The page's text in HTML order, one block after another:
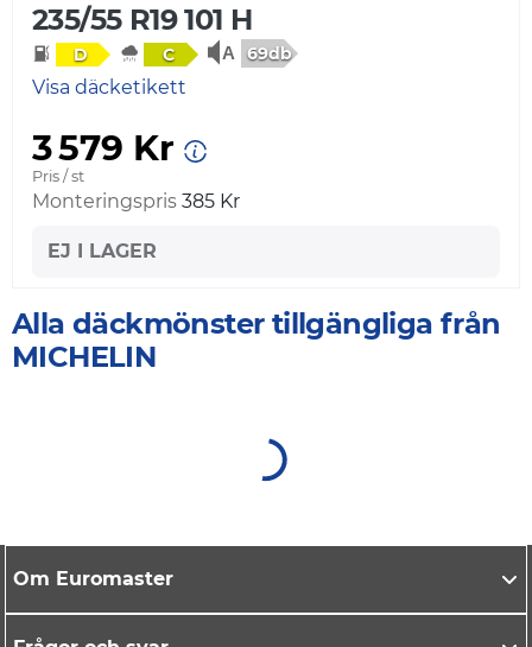
235/55 R19 101 H
D C 69db
Visa däcketikett
3 579 Kr
Pris / st
Monteringspris 385 Kr
EJ I LAGER
Alla däckmönster tillgängliga från
MICHELIN
Om Euromaster